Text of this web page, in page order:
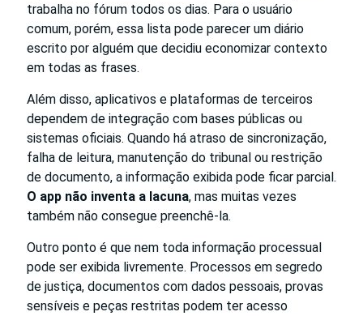
trabalha no fórum todos os dias. Para o usuário
comum, porém, essa lista pode parecer um diário
escrito por alguém que decidiu economizar contexto
em todas as frases.
Além disso, aplicativos e plataformas de terceiros
dependem de integração com bases públicas ou
sistemas oficiais. Quando há atraso de sincronização,
falha de leitura, manutenção do tribunal ou restrição
de documento, a informação exibida pode ficar parcial.
O app não inventa a lacuna, mas muitas vezes
também não consegue preenchê-la.
Outro ponto é que nem toda informação processual
pode ser exibida livremente. Processos em segredo
de justiça, documentos com dados pessoais, provas
sensíveis e peças restritas podem ter acesso